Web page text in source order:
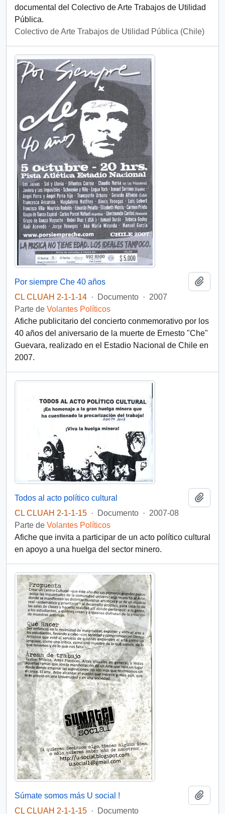
documental del Colectivo de Arte Trabajos de Utilidad
Pública.
Colectivo de Arte Trabajos de Utilidad Pública (Chile)
Por siempre Che 40 años
CL CLUAH 2-1-1-14 · Documento · 2007
Parte de Volantes Políticos
Afiche publicitario del concierto conmemorativo por los
40 años del aniversario de la muerte de Ernesto "Che"
Guevara, realizado en el Estadio Nacional de Chile en
2007.
Todos al acto político cultural
CL CLUAH 2-1-1-15 · Documento · 2007-08
Parte de Volantes Políticos
Afiche que invita a participar de un acto político cultural
en apoyo a una huelga del sector minero.
Súmate somos más U social !
CL CLUAH 2-1-1-15 · Documento